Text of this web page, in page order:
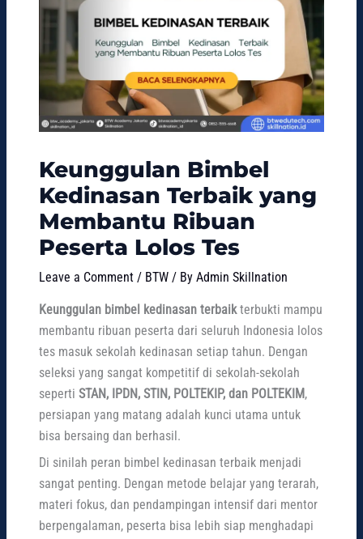
Keunggulan Bimbel
Kedinasan Terbaik yang
Membantu Ribuan
Peserta Lolos Tes
Leave a Comment / BTW / ByAdmin Skillnation
Keunggulan bimbel kedinasan terbaikterbukti mampu
membantu ribuan peserta dari seluruh Indonesia lolos
tes masuk sekolah kedinasan setiap tahun. Dengan
seleksi yang sangat kompetitif di sekolah-sekolah
sepertiSTAN, IPDN, STIN, POLTEKIP, dan POLTEKIM,
persiapan yang matang adalah kunci utama untuk
bisa bersaing dan berhasil.
Di sinilah peran bimbel kedinasan terbaik menjadi
sangat penting. Dengan metode belajar yang terarah,
materi fokus, dan pendampingan intensif dari mentor
berpengalaman, peserta bisa lebih siap menghadapi